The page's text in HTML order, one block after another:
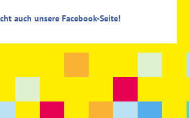
auch unsere Facebook-Seite!